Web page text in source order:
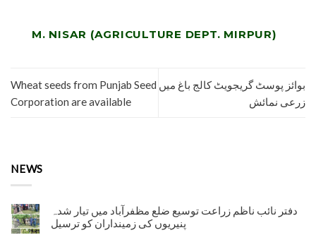
M. NISAR (AGRICULTURE DEPT. MIRPUR)
Wheat seeds from Punjab Seed
Corporation are available
بوائز پوسٹ گریجویٹ کالج باغ میں
زرعی نمائش
NEWS
دفتر نائب ناظم زراعت توسیع ضلع مظفرآباد میں تیار شدہ
پنیریوں کی زمینداران کو ترسیل